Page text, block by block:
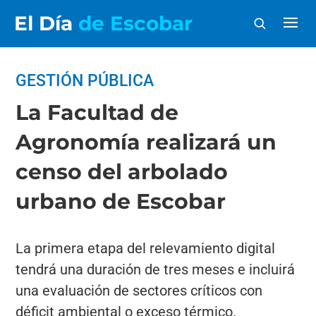
El Día de Escobar
GESTIÓN PÚBLICA
La Facultad de
Agronomía realizará un
censo del arbolado
urbano de Escobar
La primera etapa del relevamiento digital
tendrá una duración de tres meses e incluirá
una evaluación de sectores críticos con
déficit ambiental o exceso térmico.